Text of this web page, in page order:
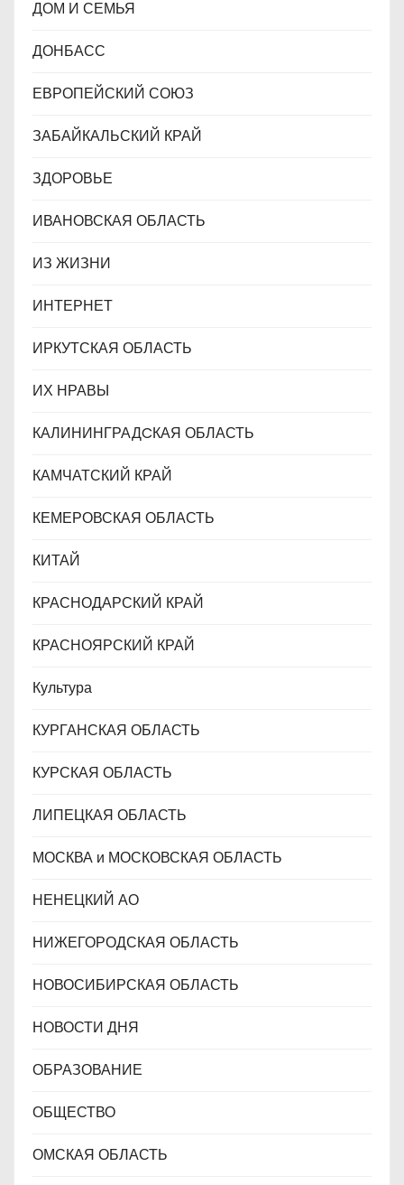
ДОМ И СЕМЬЯ
ДОНБАСС
ЕВРОПЕЙСКИЙ СОЮЗ
ЗАБАЙКАЛЬСКИЙ КРАЙ
ЗДОРОВЬЕ
ИВАНОВСКАЯ ОБЛАСТЬ
ИЗ ЖИЗНИ
ИНТЕРНЕТ
ИРКУТСКАЯ ОБЛАСТЬ
ИХ НРАВЫ
КАЛИНИНГРАДCКАЯ ОБЛАСТЬ
КАМЧАТСКИЙ КРАЙ
КЕМЕРОВСКАЯ ОБЛАСТЬ
КИТАЙ
КРАСНОДАРСКИЙ КРАЙ
КРАСНОЯРСКИЙ КРАЙ
Культура
КУРГАНСКАЯ ОБЛАСТЬ
КУРСКАЯ ОБЛАСТЬ
ЛИПЕЦКАЯ ОБЛАСТЬ
МОСКВА и МОСКОВСКАЯ ОБЛАСТЬ
НЕНЕЦКИЙ АО
НИЖЕГОРОДСКАЯ ОБЛАСТЬ
НОВОСИБИРСКАЯ ОБЛАСТЬ
НОВОСТИ ДНЯ
ОБРАЗОВАНИЕ
ОБЩЕСТВО
ОМСКАЯ ОБЛАСТЬ